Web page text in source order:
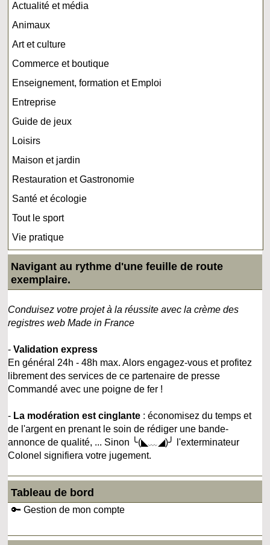
Actualité et média
Animaux
Art et culture
Commerce et boutique
Enseignement, formation et Emploi
Entreprise
Guide de jeux
Loisirs
Maison et jardin
Restauration et Gastronomie
Santé et écologie
Tout le sport
Vie pratique
Navigant au rythme d'une feuille de route
exemplaire.
Conduisez votre projet à la réussite avec la crème des
registres web Made in France
-Validation express
En général 24h - 48h max. Alors engagez-vous et profitez
librement des services de ce partenaire de presse
Commandé avec une poigne de fer !
- La modération est cinglante : économisez du temps et
de l'argent en prenant le soin de rédiger une bande-
annonce de qualité, ... Sinon ╰(◣﹏◢)╯ l'exterminateur
Colonel signifiera votre jugement.
Tableau de bord
🔑 Gestion de mon compte